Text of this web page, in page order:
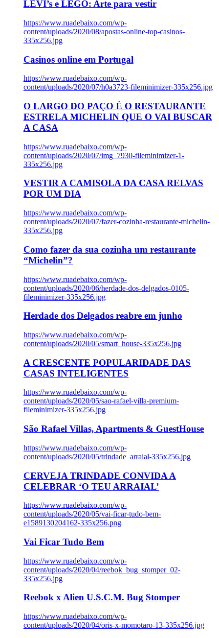
LEVI’s e LEGO: Arte para vestir
https://www.ruadebaixo.com/wp-
content/uploads/2020/08/apostas-online-top-casinos-
335x256.jpg
Casinos online em Portugal
https://www.ruadebaixo.com/wp-
content/uploads/2020/07/h0a3723-fileminimizer-335x256.jpg
O LARGO DO PAÇO É O RESTAURANTE
ESTRELA MICHELIN QUE O VAI BUSCAR
A CASA
https://www.ruadebaixo.com/wp-
content/uploads/2020/07/img_7930-fileminimizer-1-
335x256.jpg
VESTIR A CAMISOLA DA CASA RELVAS
POR UM DIA
https://www.ruadebaixo.com/wp-
content/uploads/2020/07/fazer-cozinha-restaurante-michelin-
335x256.jpg
Como fazer da sua cozinha um restaurante
“Michelin”?
https://www.ruadebaixo.com/wp-
content/uploads/2020/06/herdade-dos-delgados-0105-
fileminimizer-335x256.jpg
Herdade dos Delgados reabre em junho
https://www.ruadebaixo.com/wp-
content/uploads/2020/05/smart_house-335x256.jpg
A CRESCENTE POPULARIDADE DAS
CASAS INTELIGENTES
https://www.ruadebaixo.com/wp-
content/uploads/2020/05/sao-rafael-villa-premium-
fileminimizer-335x256.jpg
São Rafael Villas, Apartments & GuestHouse
https://www.ruadebaixo.com/wp-
content/uploads/2020/05/trindade_arraial-335x256.jpg
CERVEJA TRINDADE CONVIDA A
CELEBRAR ‘O TEU ARRAIAL’
https://www.ruadebaixo.com/wp-
content/uploads/2020/05/vai-ficar-tudo-bem-
e1589130204162-335x256.png
Vai Ficar Tudo Bem
https://www.ruadebaixo.com/wp-
content/uploads/2020/04/reebok_bug_stomper_02-
335x256.jpg
Reebok x Alien U.S.C.M. Bug Stomper
https://www.ruadebaixo.com/wp-
content/uploads/2020/04/oris-x-momotaro-13-335x256.jpg